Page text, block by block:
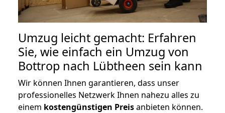
Umzug leicht gemacht: Erfahren
Sie, wie einfach ein Umzug von
Bottrop nach Lübtheen sein kann
Wir können Ihnen garantieren, dass unser
professionelles Netzwerk Ihnen nahezu alles zu
einem kostengünstigen Preisanbieten können.